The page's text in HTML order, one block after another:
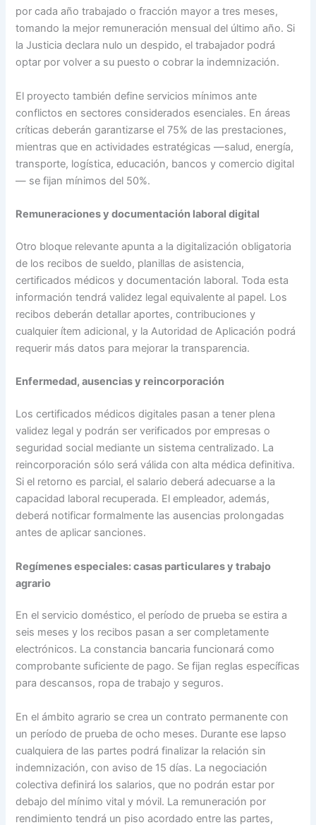
por cada año trabajado o fracción mayor a tres meses,
tomando la mejor remuneración mensual del último año. Si
la Justicia declara nulo un despido, el trabajador podrá
optar por volver a su puesto o cobrar la indemnización.
El proyecto también define servicios mínimos ante
conflictos en sectores considerados esenciales. En áreas
críticas deberán garantizarse el 75% de las prestaciones,
mientras que en actividades estratégicas —salud, energía,
transporte, logística, educación, bancos y comercio digital
— se fijan mínimos del 50%.
Remuneraciones y documentación laboral digital
Otro bloque relevante apunta a la digitalización obligatoria
de los recibos de sueldo, planillas de asistencia,
certificados médicos y documentación laboral. Toda esta
información tendrá validez legal equivalente al papel. Los
recibos deberán detallar aportes, contribuciones y
cualquier ítem adicional, y la Autoridad de Aplicación podrá
requerir más datos para mejorar la transparencia.
Enfermedad, ausencias y reincorporación
Los certificados médicos digitales pasan a tener plena
validez legal y podrán ser verificados por empresas o
seguridad social mediante un sistema centralizado. La
reincorporación sólo será válida con alta médica definitiva.
Si el retorno es parcial, el salario deberá adecuarse a la
capacidad laboral recuperada. El empleador, además,
deberá notificar formalmente las ausencias prolongadas
antes de aplicar sanciones.
Regímenes especiales: casas particulares y trabajo
agrario
En el servicio doméstico, el período de prueba se estira a
seis meses y los recibos pasan a ser completamente
electrónicos. La constancia bancaria funcionará como
comprobante suficiente de pago. Se fijan reglas específicas
para descansos, ropa de trabajo y seguros.
En el ámbito agrario se crea un contrato permanente con
un período de prueba de ocho meses. Durante ese lapso
cualquiera de las partes podrá finalizar la relación sin
indemnización, con aviso de 15 días. La negociación
colectiva definirá los salarios, que no podrán estar por
debajo del mínimo vital y móvil. La remuneración por
rendimiento tendrá un piso acordado entre las partes,